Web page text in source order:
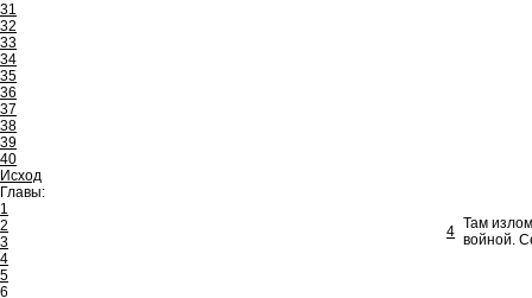
31
32
33
34
35
36
37
38
39
40
Исход
Главы:
1
2
3
4
5
6
4 Там
войной.